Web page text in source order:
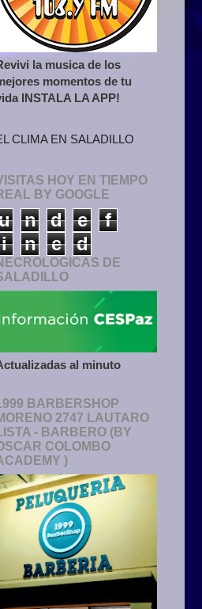
la musica de los
momentos de tu
INSTALA LA APP!
CLIMA EN SALADILLO
HOY EN TIEMPO
BY GOOGLE
n d e
f
i
n e d
DE
al minuto
BARBERSHOP
2747 LAUTARO
- BARBERO (BY
COLOMBO
)